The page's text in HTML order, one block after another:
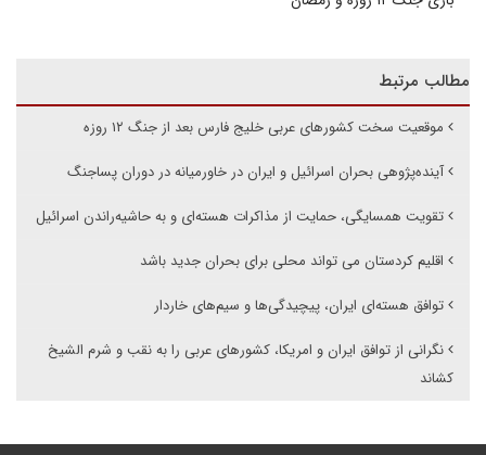
مطالب مرتبط
موقعیت سخت کشورهای عربی خلیج فارس بعد از جنگ ۱۲ روزه
آینده‌پژوهی بحران اسرائیل و ایران در خاورمیانه در دوران پساجنگ
تقویت همسایگی، حمایت از مذاکرات هسته‌ای و به حاشیه‌راندن اسرائیل
اقلیم کردستان می تواند محلی برای بحران جدید باشد
توافق هسته‌ای ایران، پیچیدگی‌ها و سیم‌های خاردار
نگرانی از توافق ایران و امریکا، کشورهای عربی را به نقب و شرم الشیخ
کشاند